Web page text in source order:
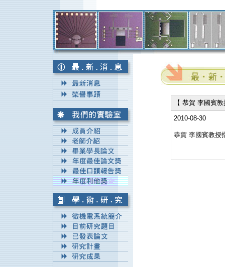
【 恭賀 李國賓
2010-08-30
恭賀 李國賓教授